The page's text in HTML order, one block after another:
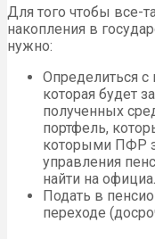
Для того чтобы все-
накопления в
нужно:
Определиться
которая будет
полученных
портфель,
которыми ПФР
управления
найти на
Подать в
переходе